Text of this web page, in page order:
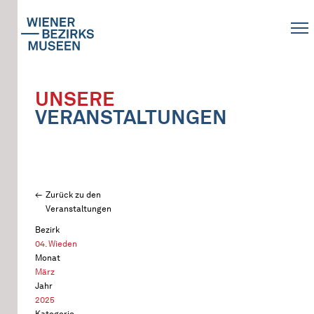
UNSERE
VERANSTALTUNGEN
Zurück zu den
Veranstaltungen
Bezirk
04. Wieden
Monat
März
Jahr
2025